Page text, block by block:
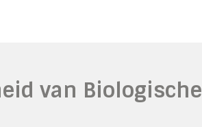
van Biologische